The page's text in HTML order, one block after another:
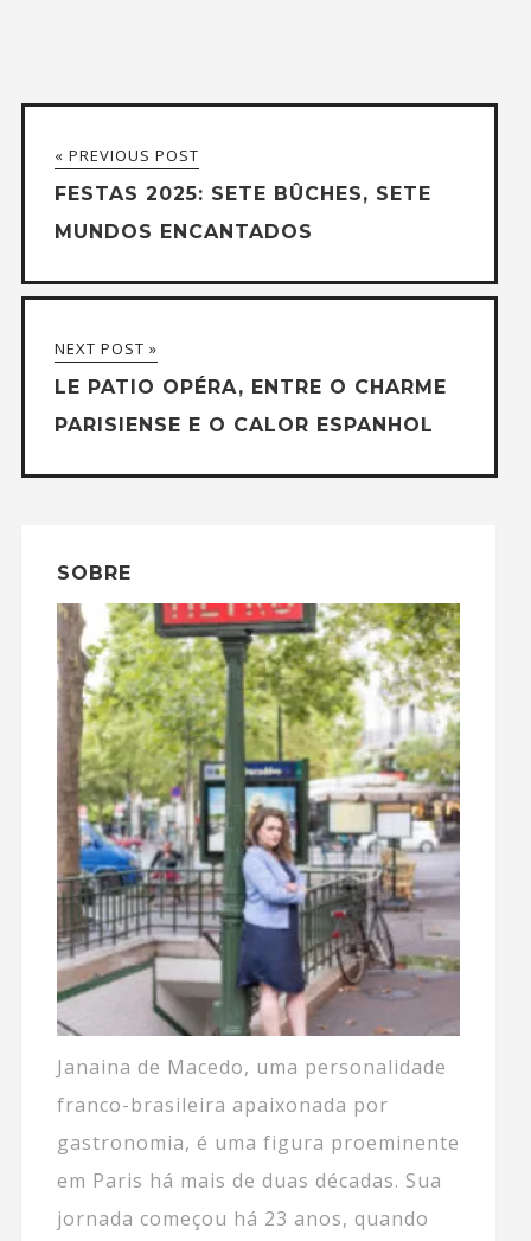
« PREVIOUS POST
FESTAS 2025: SETE BÛCHES, SETE
MUNDOS ENCANTADOS
NEXT POST »
LE PATIO OPÉRA, ENTRE O CHARME
PARISIENSE E O CALOR ESPANHOL
SOBRE
Janaina de Macedo, uma personalidade
franco-brasileira apaixonada por
gastronomia, é uma figura proeminente
em Paris há mais de duas décadas. Sua
jornada começou há 23 anos, quando